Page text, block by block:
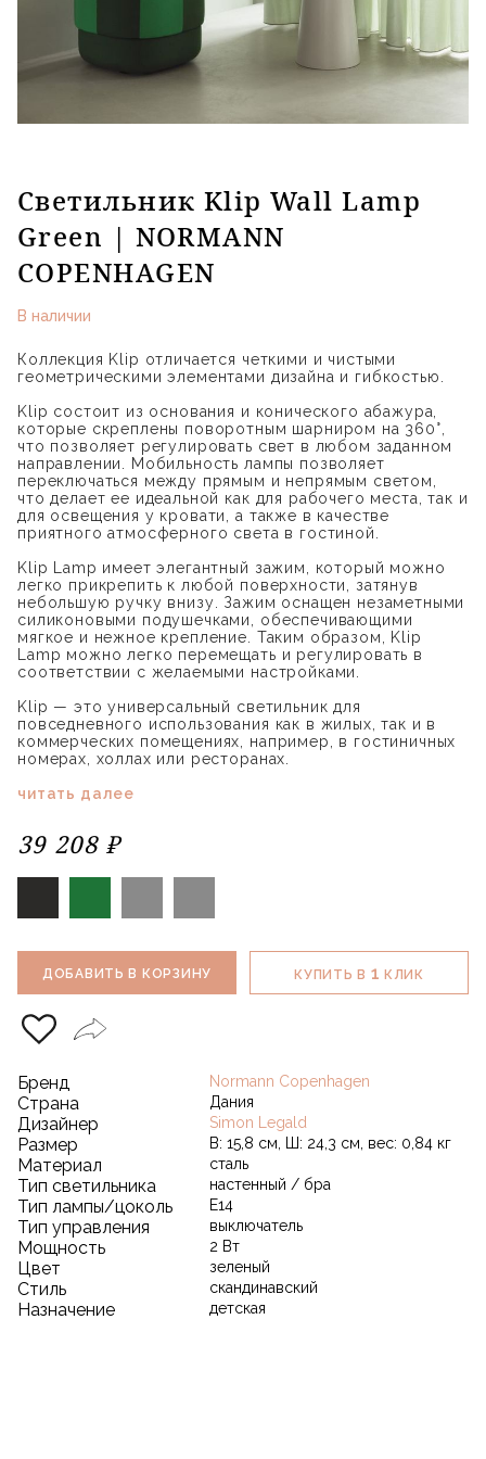
Светильник Klip Wall Lamp
Green | NORMANN
COPENHAGEN
В наличии
Коллекция Klip отличается четкими и чистыми
геометрическими элементами дизайна и гибкостью.
Klip состоит из основания и конического абажура,
которые скреплены поворотным шарниром на 360°,
что позволяет регулировать свет в любом заданном
направлении. Мобильность лампы позволяет
переключаться между прямым и непрямым светом,
что делает ее идеальной как для рабочего места, так и
для освещения у кровати, а также в качестве
приятного атмосферного света в гостиной.
Klip Lamp имеет элегантный зажим, который можно
легко прикрепить к любой поверхности, затянув
небольшую ручку внизу. Зажим оснащен незаметными
силиконовыми подушечками, обеспечивающими
мягкое и нежное крепление. Таким образом, Klip
Lamp можно легко перемещать и регулировать в
соответствии с желаемыми настройками.
Klip — это универсальный светильник для
повседневного использования как в жилых, так и в
коммерческих помещениях, например, в гостиничных
номерах, холлах или ресторанах.
читать далее
39 208 ₽
ДОБАВИТЬ В КОРЗИНУ КУПИТЬ В 1 КЛИК
Бренд Normann Copenhagen
Страна Дания
Дизайнер Simon Legald
Размер В: 15,8 см, Ш: 24,3 см, вес: 0,84 кг
Материал сталь
Тип светильника настенный / бра
Тип лампы/цоколь E14
Тип управления выключатель
Мощность 2 Вт
Цвет зеленый
Стиль скандинавский
Назначение детская